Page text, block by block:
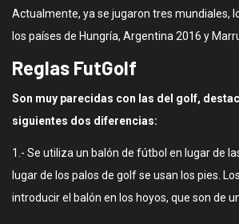
Actualmente, ya se jugaron tres mundiales,
los países de Hungría, Argentina 2016 y
Reglas FutGolf
Son muy parecidas con las del golf,
siguientes dos diferencias:
1.- Se utiliza un balón de fútbol en lugar de
lugar de los palos de golf se usan los pies.
introducir el balón en los hoyos, que son de